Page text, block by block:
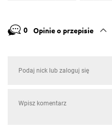
0 Opinie o przepisie